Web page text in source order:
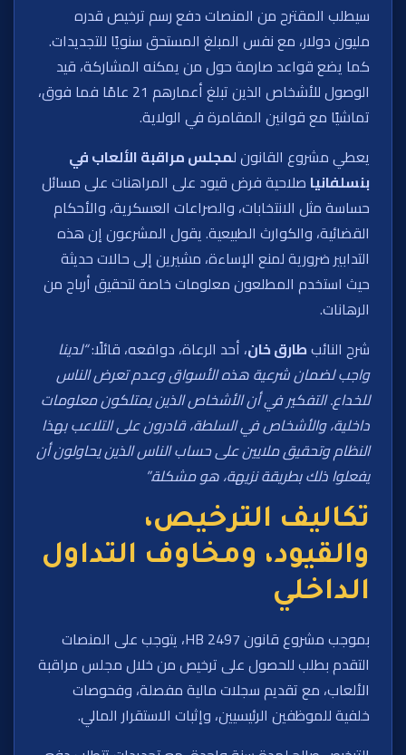
سيطلب المقترح من المنصات دفع رسم ترخيص قدره
مليون دولار، مع نفس المبلغ المستحق سنويًا للتجديدات.
كما يضع قواعد صارمة حول من يمكنه المشاركة، قيد
الوصول للأشخاص الذين تبلغ أعمارهم 21 عامًا فما فوق،
تماشيًا مع قوانين المقامرة في الولاية.
يعطي مشروع القانون لمجلس مراقبة الألعاب في
بنسلفانيا صلاحية فرض قيود على المراهنات على مسائل
حساسة مثل الانتخابات، والصراعات العسكرية، والأحكام
القضائية، والكوارث الطبيعية. يقول المشرعون إن هذه
التدابير ضرورية لمنع الإساءة، مشيرين إلى حالات حديثة
حيث استخدم المطلعون معلومات خاصة لتحقيق أرباح من
الرهانات.
شرح النائبطارق خان، أحد الرعاة، دوافعه، قائلًا:“لدينا
واجب لضمان شرعية هذه الأسواق وعدم تعرض الناس
للخداع. التفكير في أن الأشخاص الذين يمتلكون معلومات
داخلية، والأشخاص في السلطة، قادرون على التلاعب بهذا
النظام وتحقيق ملايين على حساب الناس الذين يحاولون أن
يفعلوا ذلك بطريقة نزيهة، هو مشكلة.”
تكاليف الترخيص،
والقيود، ومخاوف التداول
الداخلي
بموجب مشروع قانون HB 2497، يتوجب على المنصات
التقدم بطلب للحصول على ترخيص من خلال مجلس مراقبة
الألعاب، مع تقديم سجلات مالية مفصلة، وفحوصات
خلفية للموظفين الرئيسيين، وإثبات الاستقرار المالي.